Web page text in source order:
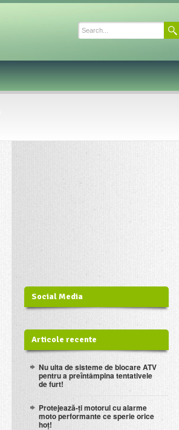
Social Media
Articole recente
Nu uita de sisteme de blocare ATV
pentru a preîntâmpina tentativele
de furt!
Protejează-ți motorul cu alarme
moto performante ce sperie orice
hoț!